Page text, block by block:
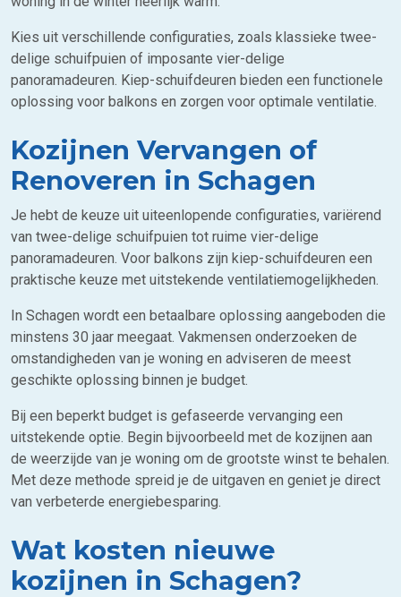
Kies uit verschillende configuraties, zoals klassieke twee-
delige schuifpuien of imposante vier-delige
panoramadeuren. Kiep-schuifdeuren bieden een functionele
oplossing voor balkons en zorgen voor optimale ventilatie.
Kozijnen Vervangen of
Renoveren in Schagen
Je hebt de keuze uit uiteenlopende configuraties, variërend
van twee-delige schuifpuien tot ruime vier-delige
panoramadeuren. Voor balkons zijn kiep-schuifdeuren een
praktische keuze met uitstekende ventilatiemogelijkheden.
In Schagen wordt een betaalbare oplossing aangeboden die
minstens 30 jaar meegaat. Vakmensen onderzoeken de
omstandigheden van je woning en adviseren de meest
geschikte oplossing binnen je budget.
Bij een beperkt budget is gefaseerde vervanging een
uitstekende optie. Begin bijvoorbeeld met de kozijnen aan
de weerzijde van je woning om de grootste winst te behalen.
Met deze methode spreid je de uitgaven en geniet je direct
van verbeterde energiebesparing.
Wat kosten nieuwe
kozijnen in Schagen?